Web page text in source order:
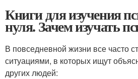
Книги для изучения
нуля. Зачем изучать
В повседневной жизни все часто
ситуациями, в которых ищут
других людей: